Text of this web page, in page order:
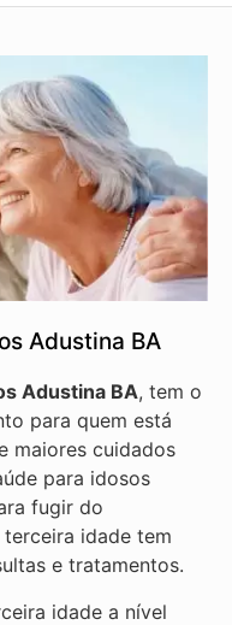
Adustina BA
Adustina BA, tem o
para quem está
maiores cuidados
para idosos
fugir do
idade tem
e tratamentos.
idade a nível